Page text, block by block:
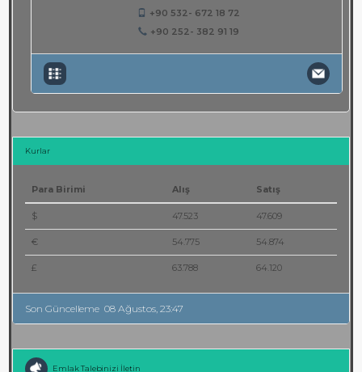
+90 532- 672 18 72
+90 252- 382 91 19
Kurlar
Para Birimi Alış Satış
$ 47.523 47.609
€ 54.775 54.874
£ 63.788 64.120
Son Güncelleme 08 Ağustos, 23:47
Emlak Talebinizi İletin